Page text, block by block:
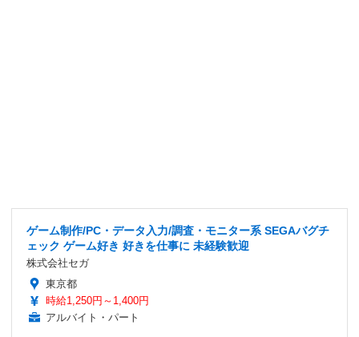
ゲーム制作/PC・データ入力/調査・モニター系 SEGAバグチ
ェック ゲーム好き 好きを仕事に 未経験歓迎
株式会社セガ
東京都
時給1,250円～1,400円
アルバイト・パート